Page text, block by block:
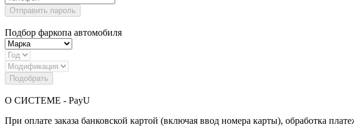
Отправить пароль
Подбор фаркопа автомобиля
Подобрать
О СИСТЕМЕ - PayU
При оплате заказа банковской картой (включая ввод номера карты), обработка